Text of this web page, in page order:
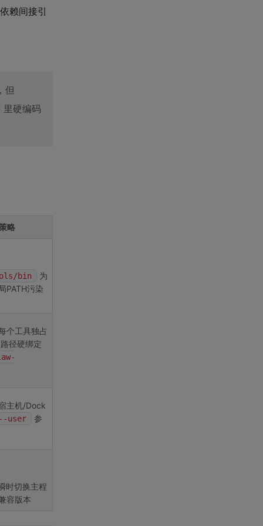
赖间接引
但
里硬编码
略
bin
为
PATH污染
个工具独占
路径硬绑定
主机/Dock
user 参
时切换主程
容版本